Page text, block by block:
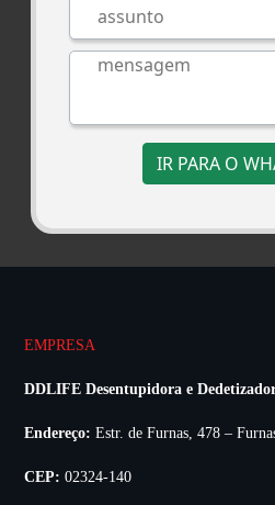
IR PARA O
EMPRESA
DDLIFE Desentupidora e
Endereço: Estr. de Furnas, 478 –
CEP: 02324-140